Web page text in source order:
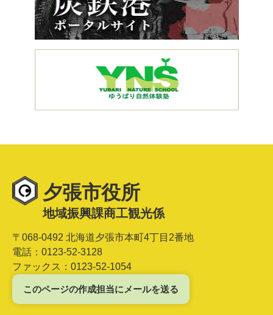
夕張市役所
地域振興課商工観光係
〒068-0492 北海道夕張市本町4丁目2番地
電話：0123-52-3128
ファックス：0123-52-1054
このページの作成担当にメールを送る